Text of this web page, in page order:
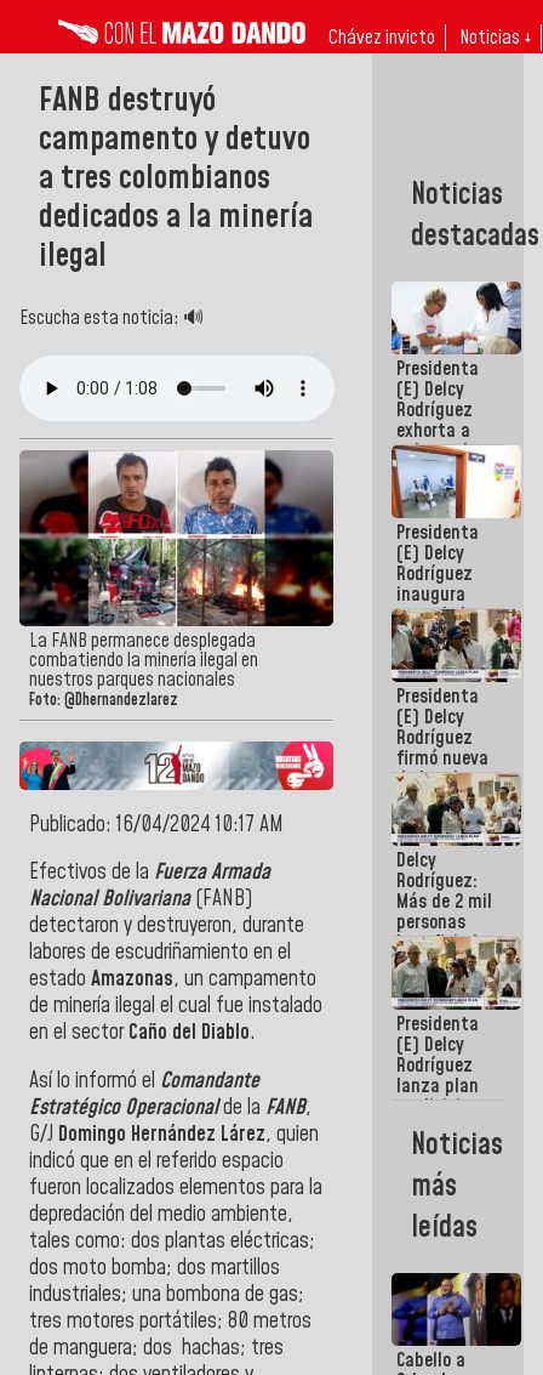
Chávez invicto Noticias ↓
FANB destruyó
campamento y detuvo
a tres colombianos
dedicados a la minería
ilegal
Escucha esta noticia: 🔊
La FANB permanece desplegada
combatiendo la minería ilegal en
nuestros parques nacionales
Foto: @Dhernandezlarez
Publicado: 16/04/2024 10:17 AM
Efectivos de la Fuerza Armada
Nacional Bolivariana(FANB)
detectaron y destruyeron, durante
labores de escudriñamiento en el
estado Amazonas, un campamento
de minería ilegal el cual fue instalado
en el sectorCaño del Diablo.
Así lo informó el Comandante
Estratégico Operacionalde la FANB,
G/J Domingo Hernández Lárez, quien
indicó que en el referido espacio
fueron localizados elementos para la
depredación del medio ambiente,
tales como: dos plantas eléctricas;
dos moto bomba; dos martillos
industriales; una bombona de gas;
tres motores portátiles; 80 metros
de manguera; dos hachas; tres
Noticias
destacadas
Presidenta
(E) Delcy
Rodríguez
exhorta a
gobernadores
y alcaldes a
edificar
casas para
abuelos
Presidenta
(E) Delcy
Rodríguez
inaugura
casa de los
Abuelos
Primavera
en Caracas
Presidenta
(E) Delcy
Rodríguez
firmó nueva
de Ley de
Arrendamiento
aprobada
por la AN
Delcy
Rodríguez:
Más de 2 mil
personas
beneficiadas
con planes
para
atención de
emergencia
sísmica en
la última
semana
Presidenta
(E) Delcy
Rodríguez
lanza plan
crediticio
con subsidio
a Juntas de
Condominio
Noticias
más
leídas
Cabello a